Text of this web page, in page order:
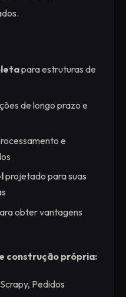
para estruturas de
de longo prazo e
e
projetado para suas
obter vantagens
construção própria:
Pedidos